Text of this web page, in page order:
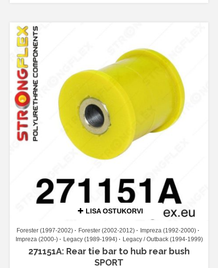
LISA OSTUKORVI
Forester (1997-2002) Forester (2002-2012)
Impreza (1992-2000)
Impreza (2000-)
Legacy (1989-1994) Legacy / Outback (1994-1999)
271151A: Rear tie bar to hub rear bush
SPORT